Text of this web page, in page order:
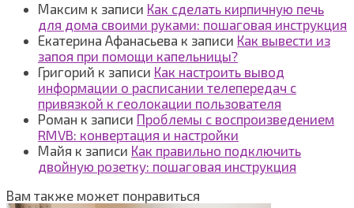
Максим к записи Как сделать кирпичную печь
для дома своими руками: пошаговая инструкция
Екатерина Афанасьева к записи Как вывести из
запоя при помощи капельницы?
Григорий к записи Как настроить вывод
информации о расписании телепередач с
привязкой к геолокации пользователя
Роман к записи Проблемы с воспроизведением
RMVB: конвертация и настройки
Майя к записи Как правильно подключить
двойную розетку: пошаговая инструкция
Вам также может понравиться